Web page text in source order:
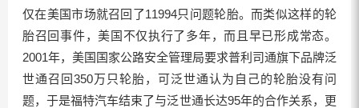
仅在美国市场就召回了11994只问题轮胎。而类似这样的轮
胎召回事件，美国不仅执行了多年，而且早已形成常态。
2001年，美国国家公路安全管理局要求普利司通旗下品牌泛
世通召回350万只轮胎，可泛世通认为自己的轮胎没有问
题，于是福特汽车结束了与泛世通长达95年的合作关系，更